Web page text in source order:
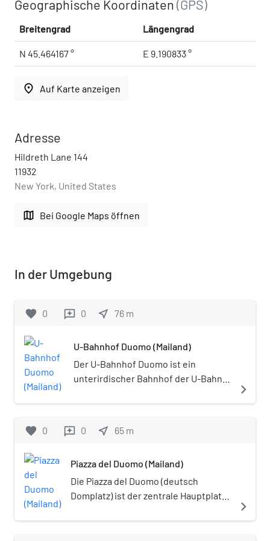
Geographische Koordinaten(GPS)
Breitengrad Längengrad
N 45.464167 ° E 9.190833 °
place Auf Karte anzeigen
Adresse
Hildreth Lane 144
11932
New York, United States
map Bei Google Maps öffnen
In der Umgebung
favorite 0 reviews 0 near_me 76 m
U-Bahnhof Duomo (Mailand)
Der U-Bahnhof Duomo ist ein
unterirdischer Bahnhof der U-Bahn
gleichnamigen Platzes.
navigate_next
favorite 0 reviews 0 near_me 65 m
Piazza del Duomo (Mailand)
Die Piazza del Duomo (deutsch
Domplatz) ist der zentrale Hauptplatz
Produkt des 19. Jahrhunderts.
navigate_next